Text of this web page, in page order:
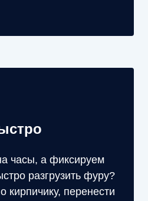
часы, а фиксируем
разгрузить фуру?
кирпичику, перенести